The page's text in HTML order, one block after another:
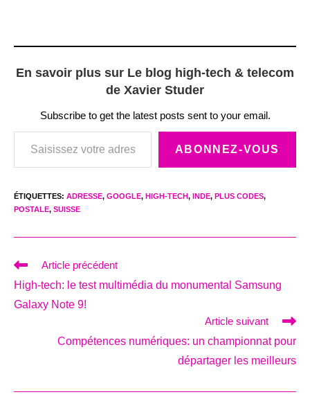
En savoir plus sur Le blog high-tech & telecom
de Xavier Studer
Subscribe to get the latest posts sent to your email.
Saisissez votre adresse e-mail…
ABONNEZ-VOUS
ÉTIQUETTES: ADRESSE, GOOGLE, HIGH-TECH, INDE, PLUS CODES,
POSTALE, SUISSE
Read
articles
Article précédent
High-tech: le test multimédia du monumental Samsung
Galaxy Note 9!
Article suivant
Compétences numériques: un championnat pour
départager les meilleurs